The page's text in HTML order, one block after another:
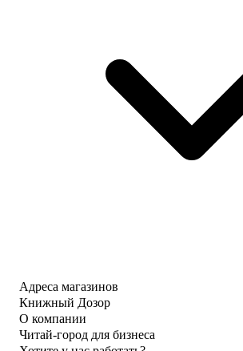
Адреса магазинов
Книжный Дозор
О компании
Читай-город для бизнеса